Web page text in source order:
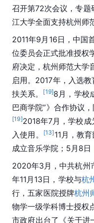
召开第72次会议，专题
江大学全面支持杭州师
2011年9月16日，中国
位委员会正式批准授权
府决定，杭州师范大学
启用。2017年，入选
扶关系。
[19]8月，学校
巴商学院”》合作协议
[19]2018年7月，学校
入使用。
[13] 11月，教
成立音乐学院；5月8
2020年3月，中共杭州
年11月13日，学校与杭
行，五家医院授牌杭州
物学一级学科博士授权
市政府出台了《关于进